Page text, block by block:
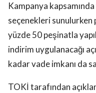
Kampanya
seçenekleri
yüzde 50 peşinatla
indirim uygulanacağı
kadar vade imkanı da
TOKİ tarafından